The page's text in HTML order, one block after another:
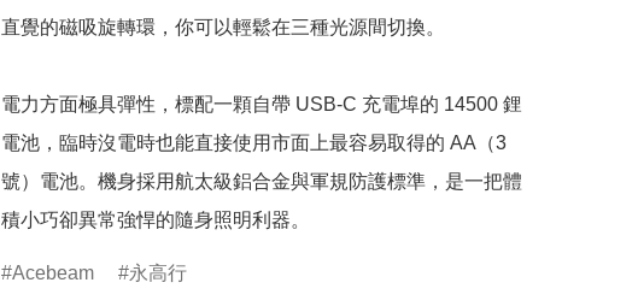
直覺的磁吸旋轉環，你可以輕鬆在三種光源間切換。
電力方面極具彈性，標配一顆自帶 USB-C 充電埠的 14500 鋰
電池，臨時沒電時也能直接使用市面上最容易取得的 AA（3
號）電池。機身採用航太級鋁合金與軍規防護標準，是一把體
積小巧卻異常強悍的隨身照明利器。
Acebeam 永高行